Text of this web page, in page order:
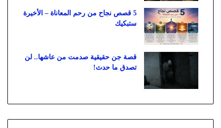
5 قصص نجاح من رحم المعاناة – الأخيرة
ستبكيك
قصة جن حقيقية صدمت من عاشها.. لن
تصدق ما حدث!